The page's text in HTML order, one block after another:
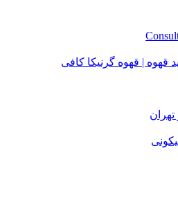
قهوه | قهوه گرنیکا کافی